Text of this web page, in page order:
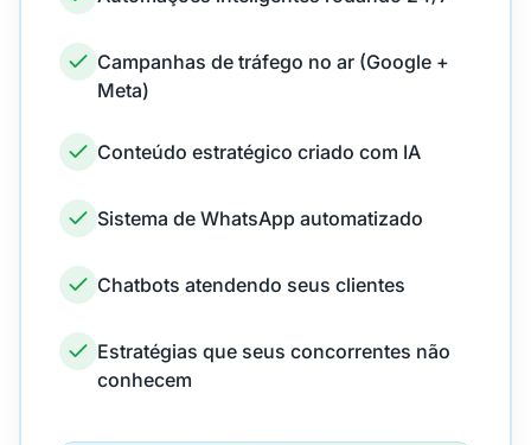
Campanhas de tráfego no ar (Google +
Meta)
Conteúdo estratégico criado com IA
Sistema de WhatsApp automatizado
Chatbots atendendo seus clientes
Estratégias que seus concorrentes não
conhecem